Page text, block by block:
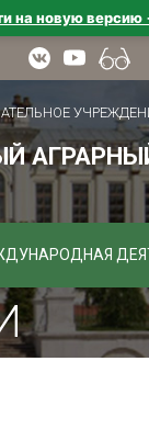
на новую версию